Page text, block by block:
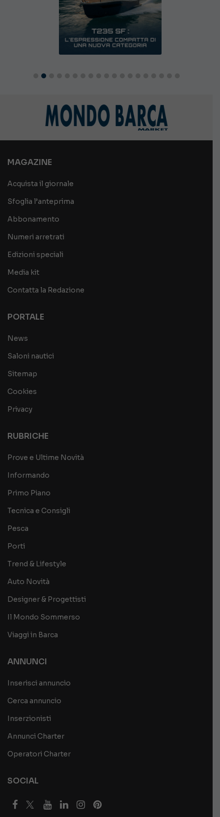
MAGAZINE
Acquista il giornale
Sfoglia l’anteprima
Abbonamento
Numeri arretrati
Edizioni speciali
Media kit
Contatta la Redazione
PORTALE
News
Saloni nautici
Sitemap
Cookies
Privacy
RUBRICHE
Prove e Ultime Novità
Informando
Primo Piano
Tecnica e Consigli
Pesca
Porti
Trend & Lifestyle
Auto Novità
Designer & Progettisti
Il Mondo Sommerso
Viaggi in Barca
ANNUNCI
Inserisci annuncio
Cerca annuncio
Inserzionisti
Annunci Charter
Operatori Charter
SOCIAL